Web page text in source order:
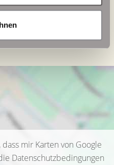
Zentralheizung
mir Karten von Google
Datenschutzbedingungen